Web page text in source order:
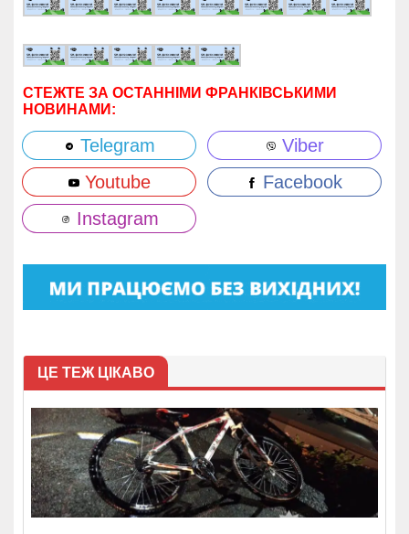
СТЕЖТЕ ЗА ОСТАННІМИ ФРАНКІВСЬКИМИ
НОВИНАМИ:
Telegram
Viber
Youtube
Facebook
Instagram
ЦЕ ТЕЖ ЦІКАВО